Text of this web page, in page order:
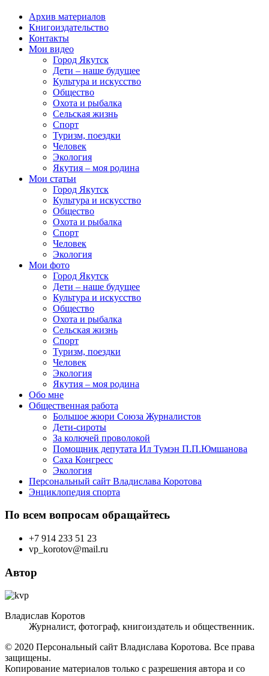
Архив материалов
Книгоиздательство
Контакты
Мои видео
Город Якутск
Дети – наше будущее
Культура и искусство
Общество
Охота и рыбалка
Сельская жизнь
Спорт
Туризм, поездки
Человек
Экология
Якутия – моя родина
Мои статьи
Город Якутск
Культура и искусство
Общество
Охота и рыбалка
Спорт
Человек
Экология
Мои фото
Город Якутск
Дети – наше будущее
Культура и искусство
Общество
Охота и рыбалка
Сельская жизнь
Спорт
Туризм, поездки
Человек
Экология
Якутия – моя родина
Обо мне
Общественная работа
Большое жюри Союза Журналистов
Дети-сироты
За колючей проволокой
Помощник депутата Ил Тумэн П.П.Юмшанова
Саха Конгресс
Экология
Персональный сайт Владислава Коротова
Энциклопедия спорта
По всем вопросам обращайтесь
+7 914 233 51 23
vp_korotov@mail.ru
Автор
Владислав Коротов
Журналист, фотограф, книгоиздатель и общественник.
© 2020 Персональный сайт Владислава Коротова. Все права
защищены.
Копирование материалов только с разрешения автора и со